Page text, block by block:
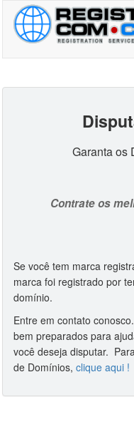
Garanta os
Contrate os
Se você tem marca
marca foi registrado por
domínio.
Entre em contato
bem preparados para
você deseja disputar.
de Domínios, clique aqui !